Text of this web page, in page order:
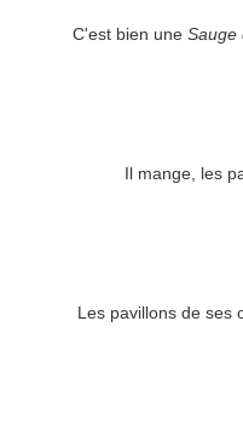
C'est bien une Sauge
Il mange, les
Les pavillons de ses